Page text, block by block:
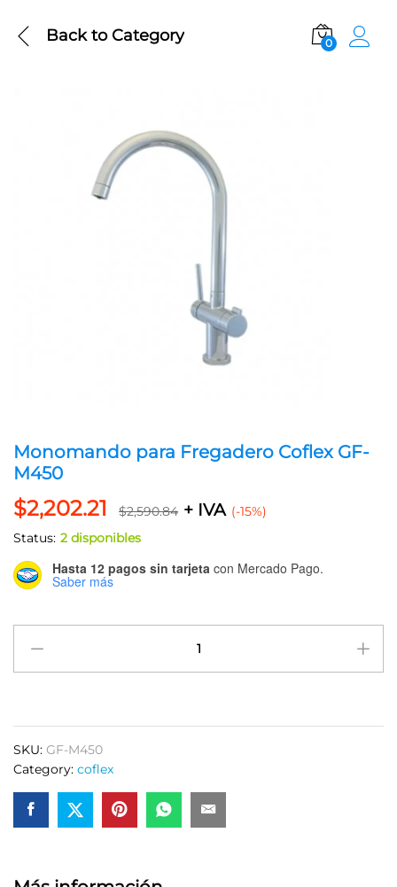
Back toCategory 0
Monomando para Fregadero Coflex GF-
M450
$2,202.21 $2,590.84 + IVA (-15%)
Status: 2 disponibles
Hasta 12 pagos sin tarjeta con Mercado Pago.
Saber más
para
Fregadero
M450
quantity
SKU: GF-M450
Category: coflex